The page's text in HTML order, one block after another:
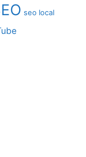
seo local